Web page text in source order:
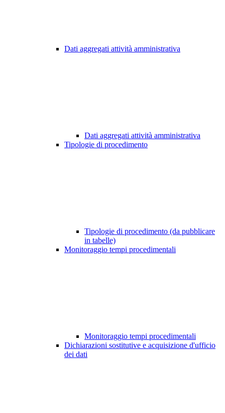
Dati aggregati attività amministrativa
Dati aggregati attività amministrativa
Tipologie di procedimento
Tipologie di procedimento (da pubblicare
in tabelle)
Monitoraggio tempi procedimentali
Monitoraggio tempi procedimentali
Dichiarazioni sostitutive e acquisizione d'ufficio
dei dati